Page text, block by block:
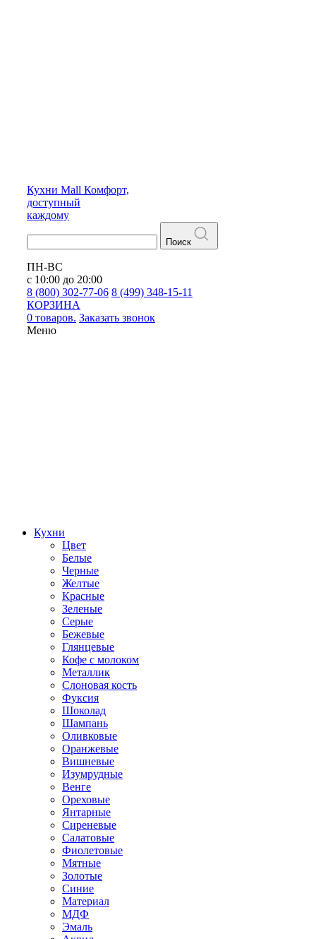
Кухни Mall Комфорт,
доступный
каждому
Поиск
ПН-ВС
с 10:00 до 20:00
8 (800) 302-77-06 8 (499) 348-15-11
КОРЗИНА
0 товаров. Заказать звонок
Меню
Кухни
Цвет
Белые
Черные
Желтые
Красные
Зеленые
Серые
Бежевые
Глянцевые
Кофе с молоком
Металлик
Слоновая кость
Фуксия
Шоколад
Шампань
Оливковые
Оранжевые
Вишневые
Изумрудные
Венге
Ореховые
Янтарные
Сиреневые
Салатовые
Фиолетовые
Мятные
Золотые
Синие
Материал
МДФ
Эмаль